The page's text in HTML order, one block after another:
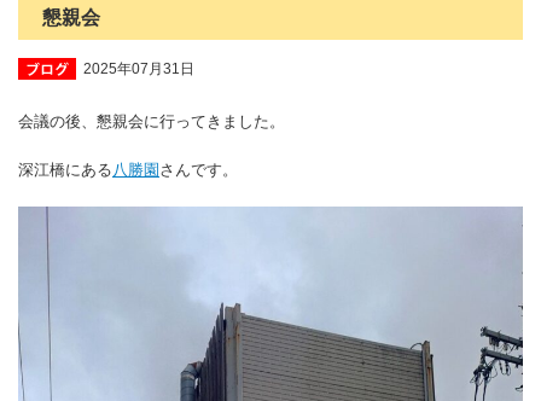
懇親会
2025年07月31日
会議の後、懇親会に行ってきました。
深江橋にある八勝園 さんです。